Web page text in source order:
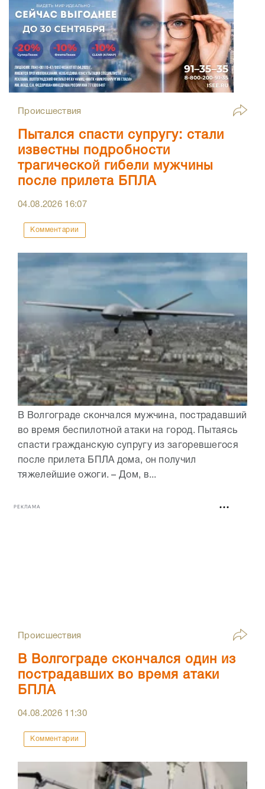
Происшествия
Пытался спасти супругу: стали
известны подробности
трагической гибели мужчины
после прилета БПЛА
04.08.2026 16:07
Комментарии
В Волгограде скончался мужчина, пострадавший
во время беспилотной атаки на город. Пытаясь
спасти гражданскую супругу из загоревшегося
после прилета БПЛА дома, он получил
тяжелейшие ожоги. – Дом, в...
РЕКЛАМА
Происшествия
В Волгограде скончался один из
пострадавших во время атаки
БПЛА
04.08.2026 11:30
Комментарии